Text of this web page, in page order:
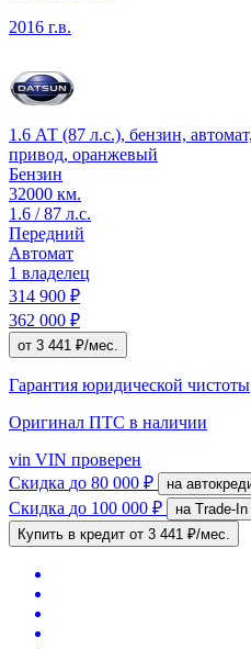
2016 г.в.
1.6 АТ (87 л.с.), бензин,
привод, оранжевый
Бензин
32000 км.
1.6 / 87 л.с.
Передний
Автомат
1 владелец
314 900 ₽
362 000 ₽
от 3 441 ₽/мес.
Гарантия юридической чистоты
Оригинал ПТС в наличии
vin VIN проверен
Скидка до 80 000 ₽ на
Скидка до 100 000 ₽
на Trade-In
Купить в кредит от 3 441 ₽/мес.